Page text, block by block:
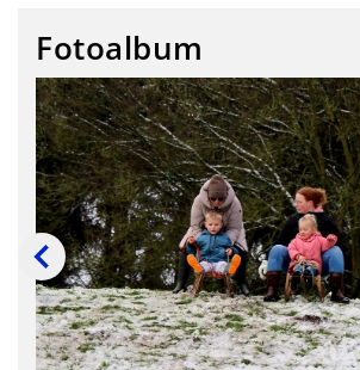
Fotoalbum